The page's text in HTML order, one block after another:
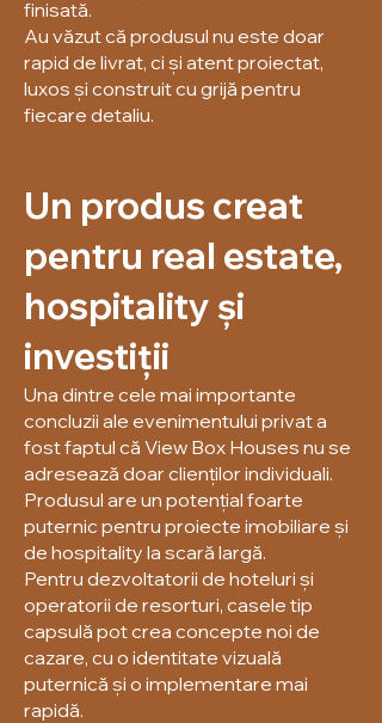
finisată.
Au văzut că produsul nu este doar
rapid de livrat, ci și atent proiectat,
luxos și construit cu grijă pentru
fiecare detaliu.
Un produs creat
pentru real estate,
hospitality și
investiții
Una dintre cele mai importante
concluzii ale evenimentului privat a
fost faptul că View Box Houses nu se
adresează doar clienților individuali.
Produsul are un potențial foarte
puternic pentru proiecte imobiliare și
de hospitality la scară largă.
Pentru dezvoltatorii de hoteluri și
operatorii de resorturi, casele tip
capsulă pot crea concepte noi de
cazare, cu o identitate vizuală
puternică și o implementare mai
rapidă.